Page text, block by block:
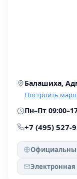
Балашиха,
Построить
Пн–Пт
+7 (495) 527-
Электронная